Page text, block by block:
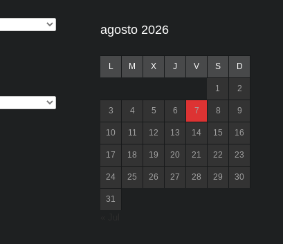
agosto 2026
L M X J V S D
1 2
3 4 5 6 7 8 9
10 11 12 13 14 15 16
17 18 19 20 21 22 23
24 25 26 27 28 29 30
31